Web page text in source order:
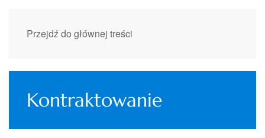
Przejdź do głównej treści
Kontraktowanie